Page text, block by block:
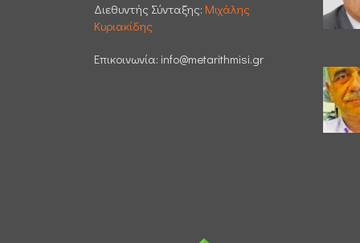
Διεθυντής Σύνταξης: Μιχάλης
Κυριακίδης
Επικοινωνία: info@metarithmisi.gr